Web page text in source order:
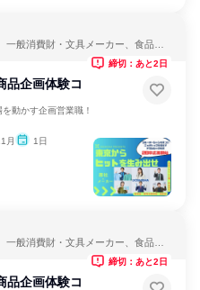
般消費財・文具メーカー、食品・
品企画体験コ
動かす企画営業職！
月 1日
締切：あと2日
般消費財・文具メーカー、食品・
品企画体験コ
締切：あと2日